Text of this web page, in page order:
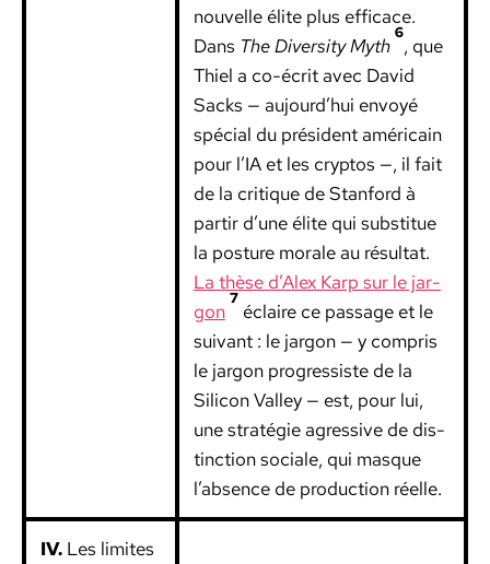
nou­velle élite plus effi­cace.
Dans The Diver­si­ty Myth
6
, que
Thiel a co-écrit avec David
Sacks — aujourd’hui envoyé
spé­cial du prési­dent améri­cain
pour l’IA et les cryp­tos —, il fait
de la cri­tique de Stan­ford à
par­tir d’une élite qui sub­stitue
la pos­ture morale au résul­tat.
La thèse d’Alex Karp sur le jar­
gon
7
éclaire ce pas­sage et le
suiv­ant : le jar­gon — y com­pris
le jar­gon pro­gres­siste de la
Sil­i­con Val­ley — est, pour lui,
une stratégie agres­sive de dis­
tinc­tion sociale, qui masque
l’absence de pro­duc­tion réelle.
IV.Les lim­ites